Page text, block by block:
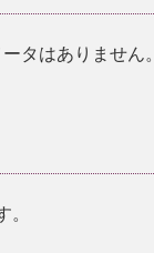
タはありません。
。